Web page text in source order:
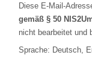
Diese
gemäß § 50
nicht bearbeitet und
Sprache: Deutsch,